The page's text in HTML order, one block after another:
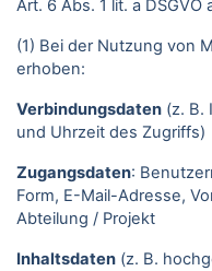
Art. 6 Abs. 1 lit. a
(1) Bei der Nutzung von
erhoben:
Verbindungsdaten (z. B.
und Uhrzeit des Zugriffs)
Zugangsdaten:
Form, E-Mail-Adresse,
Abteilung / Projekt
Inhaltsdaten (z. B.